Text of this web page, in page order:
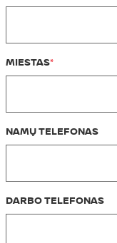
MIESTAS
NAMŲ TELEFONAS
DARBO TELEFONAS